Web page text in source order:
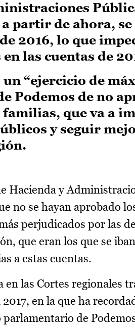
partir de ahora,
2016, lo que
las cuentas de
“ejercicio de
Podemos de no
que va a
y seguir
Hacienda y
no se hayan aprobado
perjudicados por las
que eran los que se
a estas cuentas.
las Cortes regionales
en la que ha
de